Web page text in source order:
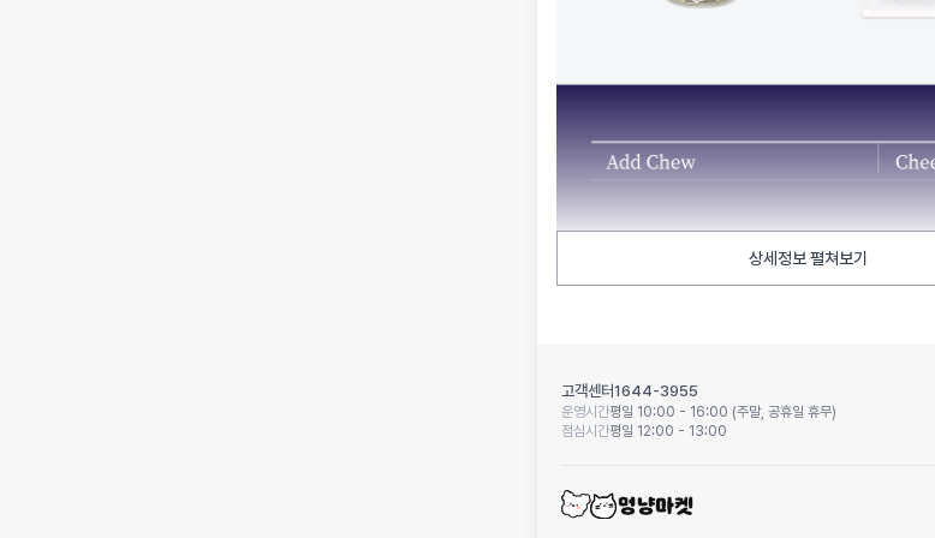
상세정보 펼쳐보기
고객센터1644-3955
운영시간평일 10:00 - 16:00 (주말, 공휴일 휴무)
점심시간평일 12:00 - 13:00